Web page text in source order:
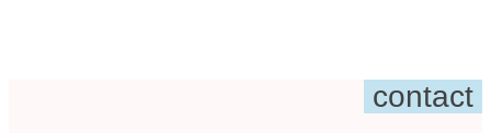
contact